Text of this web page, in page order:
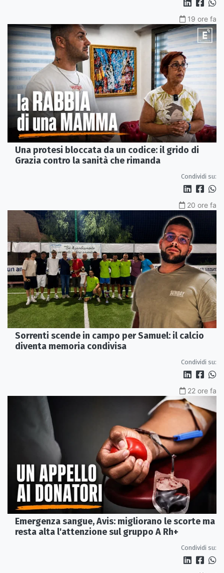
19 ore fa
Una protesi bloccata da un codice: il grido di
Grazia contro la sanità che rimanda
Condividi su:
20 ore fa
Sorrenti scende in campo per Samuel: il calcio
diventa memoria condivisa
Condividi su:
22 ore fa
Emergenza sangue, Avis: migliorano le scorte ma
resta alta l'attenzione sul gruppo A Rh+
Condividi su: